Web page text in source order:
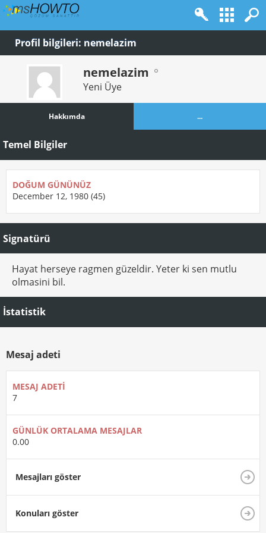
Profil bilgileri: nemelazim
nemelazim
Yeni Üye
Hakkımda ...
Temel Bilgiler
DOĞUM GÜNÜNÜZ
December 12, 1980 (45)
Signatürü
Hayat herseye ragmen güzeldir. Yeter ki sen mutlu
olmasini bil.
İstatistik
Mesaj adeti
MESAJ ADETI
7
GÜNLÜK ORTALAMA MESAJLAR
0.00
Mesajları göster
Konuları göster